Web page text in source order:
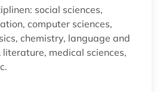
social sciences,
computer sciences,
chemistry, language and
medical sciences,